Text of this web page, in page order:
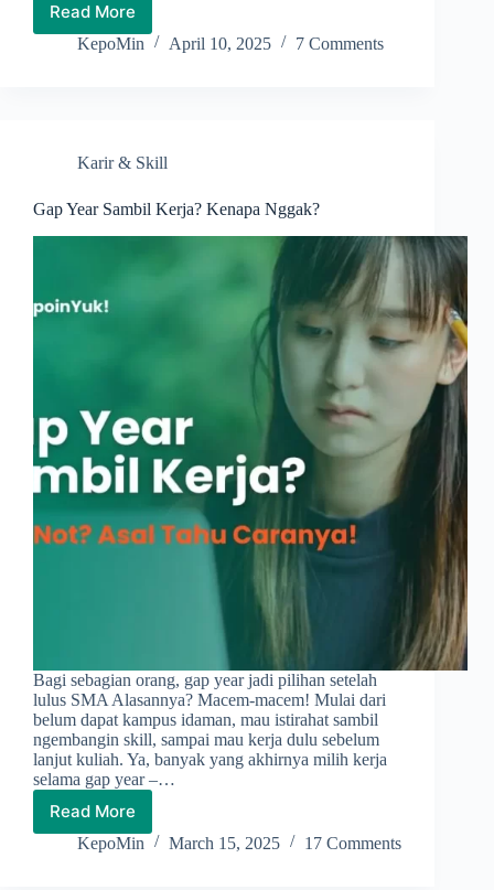
Read More
Lulus
SMA:
yang
KepoMin April 10, 2025 7 Comments
Karir & Skill
Gap Year Sambil Kerja? Kenapa Nggak?
Bagi sebagian orang, gap year jadi pilihan setelah
lulus SMA Alasannya? Macem-macem! Mulai dari
belum dapat kampus idaman, mau istirahat sambil
ngembangin skill, sampai mau kerja dulu sebelum
lanjut kuliah. Ya, banyak yang akhirnya milih kerja
selama gap year –…
Read More
Gap
Year
KepoMin March 15, 2025 17 Comments